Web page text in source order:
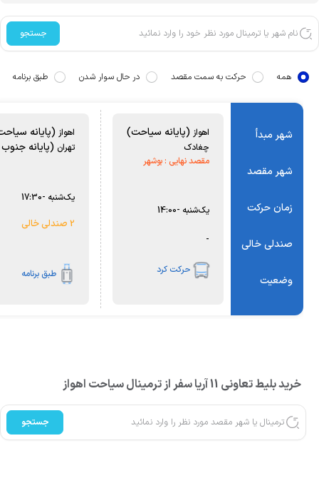
جستجو
همه حرکت به سمت مقصد در حال سوار شدن طبق برنامه
شهر مبدأ
شهر مقصد
زمان حرکت
صندلی خالی
وضعیت
اهواز(پایانه سیاحت)
چغادک
مقصد نهایی : بوشهر
یک‌شنبه 14:00
حرکت کرد
اهواز(پایانه
تهران(پایانه جنوب
یک‌شنبه 17:30
2 صندلی خالی
طبق برنامه
خرید بلیط تعاونی 11 آریا سفر از ترمینال سیاحت اهواز
جستجو